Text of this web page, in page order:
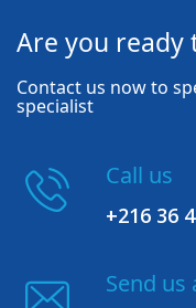
Are you ready
Contact us now to
specialist
Call us
+216 36
Send us